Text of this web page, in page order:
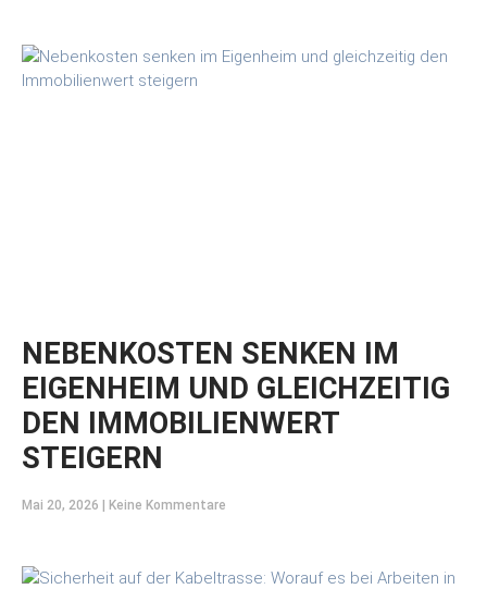
NEBENKOSTEN SENKEN IM
EIGENHEIM UND GLEICHZEITIG
DEN IMMOBILIENWERT
STEIGERN
Mai 20, 2026 Keine Kommentare